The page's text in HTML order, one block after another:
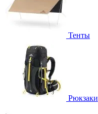
Тенты
Рюкзаки